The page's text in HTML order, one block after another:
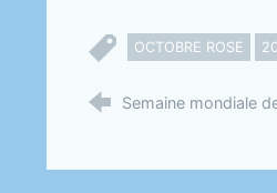
OCTOBRE ROSE
Semaine mondiale